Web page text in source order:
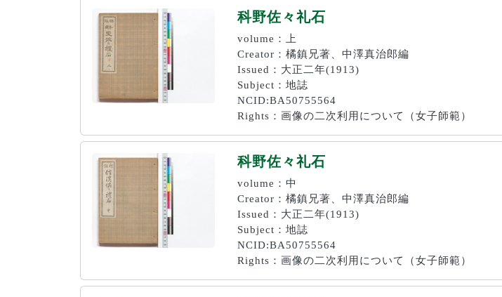
科野佐々礼石
volume：上
Creator：橘鎮兄著、中澤真治郎編
Issued：大正二年(1913)
Subject：地誌
NCID:BA50755564
Rights：画像の二次利用について（女子師範）
科野佐々礼石
volume：中
Creator：橘鎮兄著、中澤真治郎編
Issued：大正二年(1913)
Subject：地誌
NCID:BA50755564
Rights：画像の二次利用について（女子師範）